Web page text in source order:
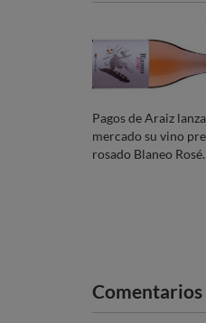
Pagos de Araiz
mercado su vino
rosado Blaneo Rosé.
Comentarios